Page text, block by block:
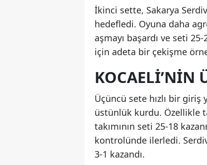
İkinci sette, Sakarya
hedefledi. Oyuna daha
aşmayı başardı ve seti
için adeta bir çekişme
KOCAELI’NIN
Üçüncü sete hızlı bir
üstünlük kurdu. Özellikle
takımının seti 25-18
kontrolünde ilerledi.
3-1 kazandı.